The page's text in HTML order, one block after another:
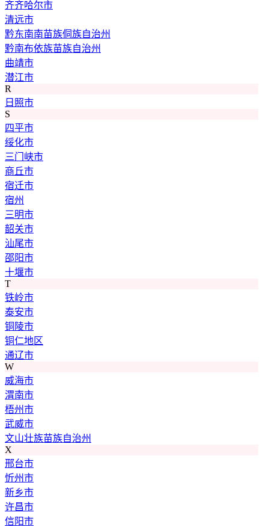
齐齐哈尔市
清远市
黔东南南苗族侗族自治州
黔南布依族苗族自治州
曲靖市
潜江市
R
日照市
S
四平市
绥化市
三门峡市
商丘市
宿迁市
宿州
三明市
韶关市
汕尾市
邵阳市
十堰市
T
铁岭市
泰安市
铜陵市
铜仁地区
通辽市
W
威海市
渭南市
梧州市
武威市
文山壮族苗族自治州
X
邢台市
忻州市
新乡市
许昌市
信阳市